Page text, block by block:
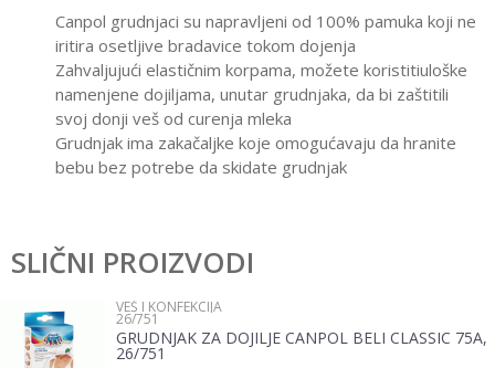
Canpol grudnjaci su napravljeni od 100% pamuka koji ne
iritira osetljive bradavice tokom dojenja
Zahvaljujući elastičnim korpama, možete koristitiuloške
namenjene dojiljama, unutar grudnjaka, da bi zaštitili
svoj donji veš od curenja mleka
Grudnjak ima zakačaljke koje omogućavaju da hranite
bebu bez potrebe da skidate grudnjak
Brend
Ime/Nadimak
Email
SLIČNI PROIZVODI
VEŠ I KONFEKCIJA
26/751
GRUDNJAK ZA DOJILJE CANPOL BELI CLASSIC 75A,
26/751